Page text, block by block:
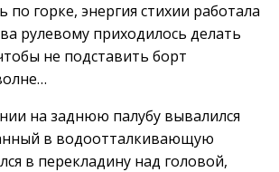
по горке, энергия стихии работала
рулевому приходилось делать
не подставить борт
на заднюю палубу вывалился
в водоотталкивающую
в перекладину над головой,